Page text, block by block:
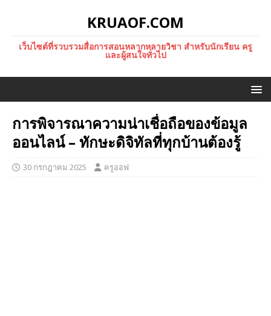
KRUAOF.COM
เว็บไซต์ที่รวบรวมสื่อการสอนหลากหลายวิชา สำหรับนักเรียน ครู
และผู้สนใจทั่วไป
การพิจารณาความน่าเชื่อถือของข้อมูล
ออนไลน์ – ทักษะดิจิทัลที่ทุกบ้านต้องรู้
30 กรกฎาคม 2025 ครูออฟ